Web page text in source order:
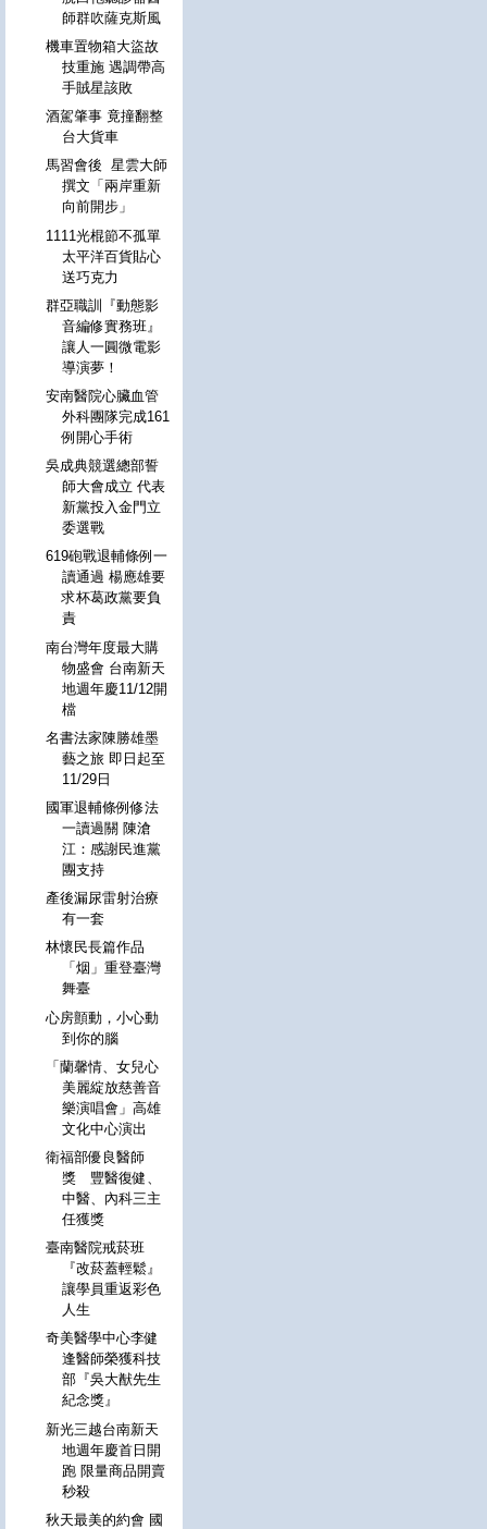
師群吹薩克斯風
機車置物箱大盜故
技重施 遇調帶高
手賊星該敗
酒駕肇事 竟撞翻整
台大貨車
馬習會後 星雲大師
撰文「兩岸重新
向前開步」
1111光棍節不孤單
太平洋百貨貼心
送巧克力
群亞職訓『動態影
音編修實務班』
讓人一圓微電影
導演夢！
安南醫院心臟血管
外科團隊完成161
例開心手術
吳成典競選總部誓
師大會成立 代表
新黨投入金門立
委選戰
619砲戰退輔條例一
讀通過 楊應雄要
求杯葛政黨要負
責
南台灣年度最大購
物盛會 台南新天
地週年慶11/12開
檔
名書法家陳勝雄墨
藝之旅 即日起至
11/29日
國軍退輔條例修法
一讀過關 陳滄
江：感謝民進黨
團支持
產後漏尿雷射治療
有一套
林懷民長篇作品
「烟」重登臺灣
舞臺
心房顫動，小心動
到你的腦
「蘭馨情、女兒心
美麗綻放慈善音
樂演唱會」高雄
文化中心演出
衛福部優良醫師
獎 豐醫復健、
中醫、內科三主
任獲獎
臺南醫院戒菸班
『改菸蓋輕鬆』
讓學員重返彩色
人生
奇美醫學中心李健
逢醫師榮獲科技
部『吳大猷先生
紀念獎』
新光三越台南新天
地週年慶首日開
跑 限量商品開賣
秒殺
秋天最美的約會 國